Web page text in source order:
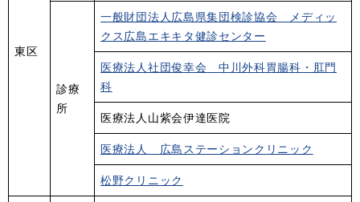
東区
診療
所
一般財団法人広島県集団検診協会 メディッ
クス広島エキキタ健診センター
医療法人社団俊幸会 中川外科胃腸科・肛門
科
医療法人山紫会伊達医院
医療法人 広島ステーションクリニック
松野クリニック